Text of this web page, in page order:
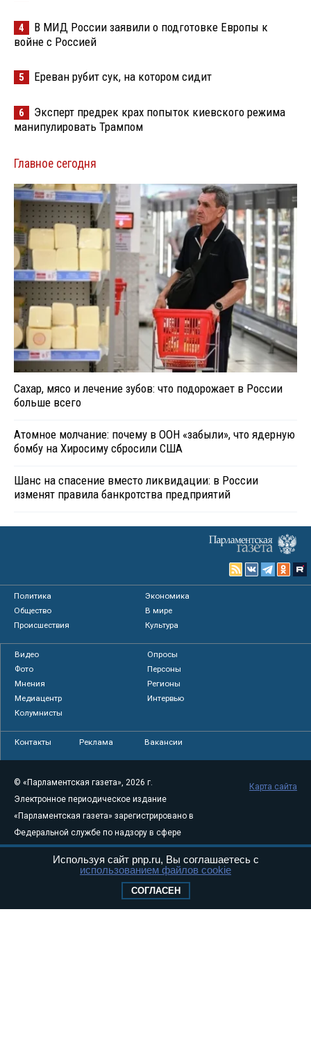
4
В МИД России заявили о подготовке Европы к
войне с Россией
5 Ереван рубит сук, на котором сидит
6
Эксперт предрек крах попыток киевского режима
манипулировать Трампом
Главное сегодня
Сахар, мясо и лечение зубов: что подорожает в России
больше всего
Атомное молчание: почему в ООН «забыли», что ядерную
бомбу на Хиросиму сбросили США
Шанс на спасение вместо ликвидации: в России
изменят правила банкротства предприятий
Политика
Экономика
Общество
В мире
Происшествия
Культура
Видео
Опросы
Фото
Персоны
Мнения
Регионы
Медиацентр
Интервью
Колумнисты
Контакты Реклама Вакансии
© «Парламентская газета», 2026 г.
Электронное периодическое издание
«Парламентская газета» зарегистрировано в
Федеральной службе по надзору в сфере
связи, информационных технологий и
массовых коммуникаций (Роскомнадзор) 05
Свидетельство о регистрации Эл № ФС77-
Карта сайта
Используя сайт pnp.ru, Вы соглашаетесь с
использованием файлов cookie
СОГЛАСЕН